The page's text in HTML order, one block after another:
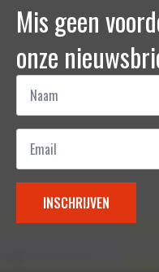
Mis geen
onze
Naam
Email
INSCHRIJVEN